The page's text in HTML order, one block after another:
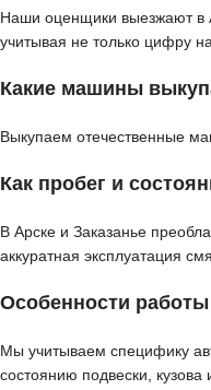
Наши оценщики выезжают в
учитывая не только цифру
Какие машины
Выкупаем отечественные
Как пробег и
В Арске и Заказанье
аккуратная эксплуатация
Особенности
Мы учитываем специфику
состоянию подвески,